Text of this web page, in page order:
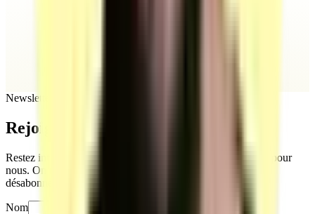
Newsletter
Rejoignez notre newsletter
Restez informés sur notre actualité. Votre vie privée compte pour
nous. On ne partage jamais vos infos, et vous pouvez vous
désabonner quand vous le souhaitez.
Nom